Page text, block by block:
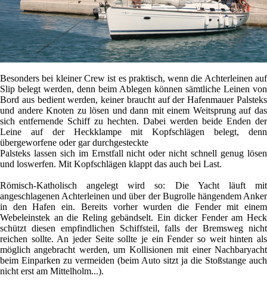
Besonders bei kleiner Crew ist es praktisch, wenn die Achterleinen auf
Slip belegt werden, denn beim Ablegen können sämtliche Leinen von
Bord aus bedient werden, keiner braucht auf der Hafenmauer Palsteks
und andere Knoten zu lösen und dann mit einem Weitsprung auf das
sich entfernende Schiff zu hechten. Dabei werden beide Enden der
Leine auf der Heckklampe mit Kopfschlägen belegt, denn
übergeworfene oder gar durchgesteckte
Palsteks lassen sich im Ernstfall nicht oder nicht schnell genug lösen
und loswerfen. Mit Kopfschlägen klappt das auch bei Last.
Römisch-Katholisch angelegt wird so: Die Yacht läuft mit
angeschlagenen Achterleinen und über der Bugrolle hängendem Anker
in den Hafen ein. Bereits vorher wurden die Fender mit einem
Webeleinstek an die Reling gebändselt. Ein dicker Fender am Heck
schützt diesen empfindlichen Schiffsteil, falls der Bremsweg nicht
reichen sollte. An jeder Seite sollte je ein Fender so weit hinten als
möglich angebracht werden, um Kollisionen mit einer Nachbaryacht
beim Einparken zu vermeiden (beim Auto sitzt ja die Stoßstange auch
nicht erst am Mittelholm...).